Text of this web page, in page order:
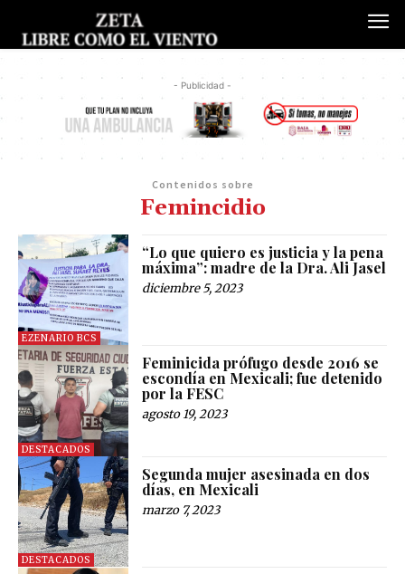
- Publicidad -
Contenidos sobre
Femincidio
EZENARIO BCS
“Lo que quiero es justicia y la pena
máxima”: madre de la Dra. Ali Jasel
diciembre 5, 2023
DESTACADOS
Feminicida prófugo desde 2016 se
escondía en Mexicali; fue detenido
por la FESC
agosto 19, 2023
DESTACADOS
Segunda mujer asesinada en dos
días, en Mexicali
marzo 7, 2023